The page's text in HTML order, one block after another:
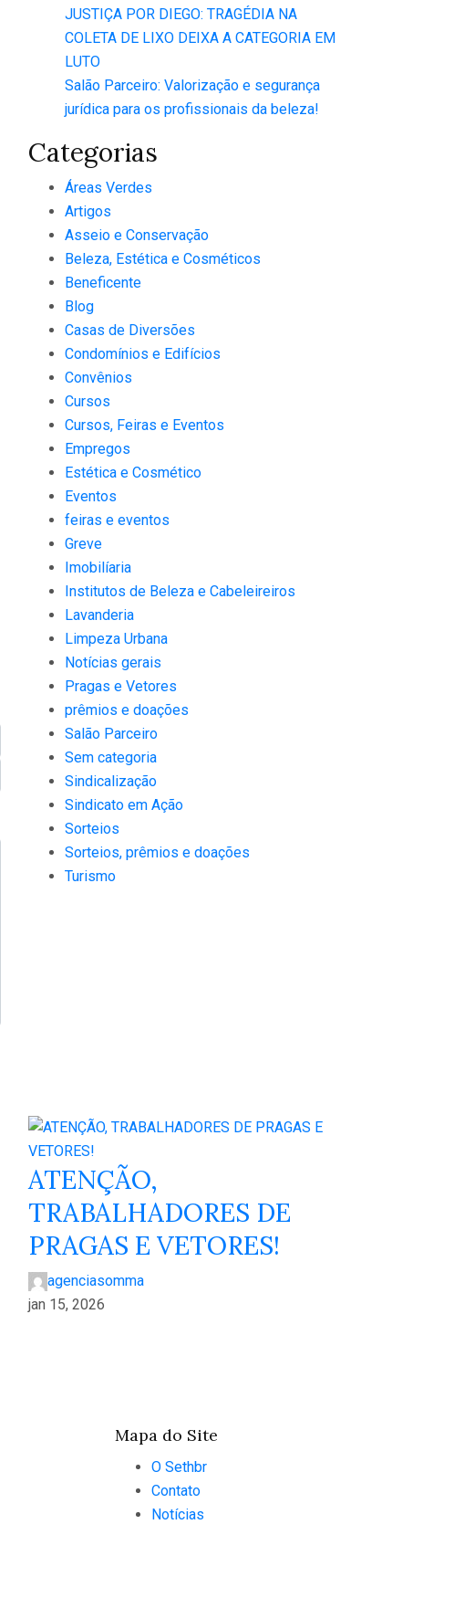
JUSTIÇA POR DIEGO: TRAGÉDIA NA
COLETA DE LIXO DEIXA A CATEGORIA EM
LUTO
Salão Parceiro: Valorização e segurança
jurídica para os profissionais da beleza!
Categorias
Áreas Verdes
Artigos
Asseio e Conservação
Beleza, Estética e Cosméticos
Beneficente
Blog
Casas de Diversões
Condomínios e Edifícios
Convênios
Cursos
Cursos, Feiras e Eventos
Empregos
Estética e Cosmético
Eventos
feiras e eventos
Greve
Imobilíaria
Institutos de Beleza e Cabeleireiros
Lavanderia
Limpeza Urbana
Notícias gerais
Pragas e Vetores
prêmios e doações
Salão Parceiro
Sem categoria
Sindicalização
Sindicato em Ação
Sorteios
Sorteios, prêmios e doações
Turismo
ATENÇÃO,
TRABALHADORES DE
PRAGAS E VETORES!
agenciasomma
jan 15, 2026
Mapa do Site
O Sethbr
Contato
Notícias